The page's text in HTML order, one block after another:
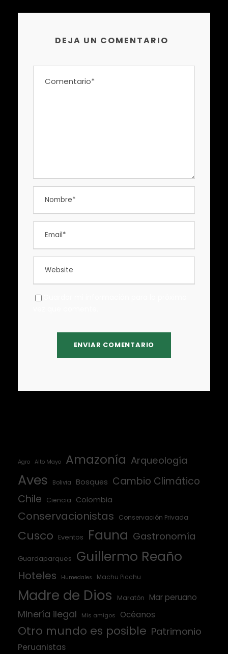
DEJA UN COMENTARIO
Agro Alto Mayo Amazonía Arqueología
Aves Bolivia Bosques Cambio Climático
Chile
Ciencia Colombia
Conservacionistas Conservación Privada
Cusco Eventos Fauna Gastronomía
Guardaparques Guillermo Reaño
Hoteles Humedales Machu Picchu
Madre de Dios Maratón Mar peruano
Minería ilegal Mis amigos Océanos
Otro mundo es posible Patrimonio
Peruanistas